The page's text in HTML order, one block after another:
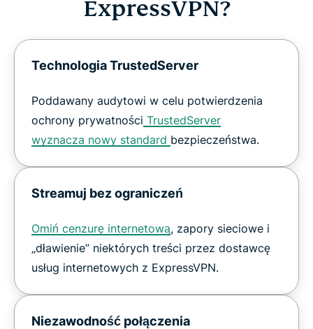
ExpressVPN?
Technologia TrustedServer
Poddawany audytowi w celu potwierdzenia
ochrony prywatności TrustedServer
wyznacza nowy standard bezpieczeństwa.
Streamuj bez ograniczeń
Omiń cenzurę internetową, zapory sieciowe i
„dławienie” niektórych treści przez dostawcę
usług internetowych z ExpressVPN.
Niezawodność połączenia